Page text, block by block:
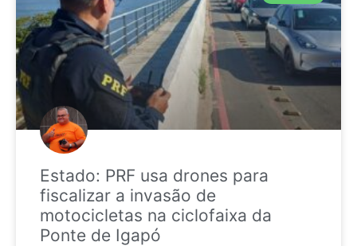
Estado: PRF usa drones para
fiscalizar a invasão de
motocicletas na ciclofaixa da
Ponte de Igapó